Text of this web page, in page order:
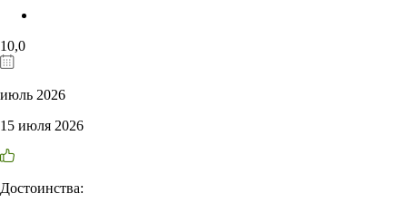
10,0
июль 2026
15 июля 2026
Достоинства: